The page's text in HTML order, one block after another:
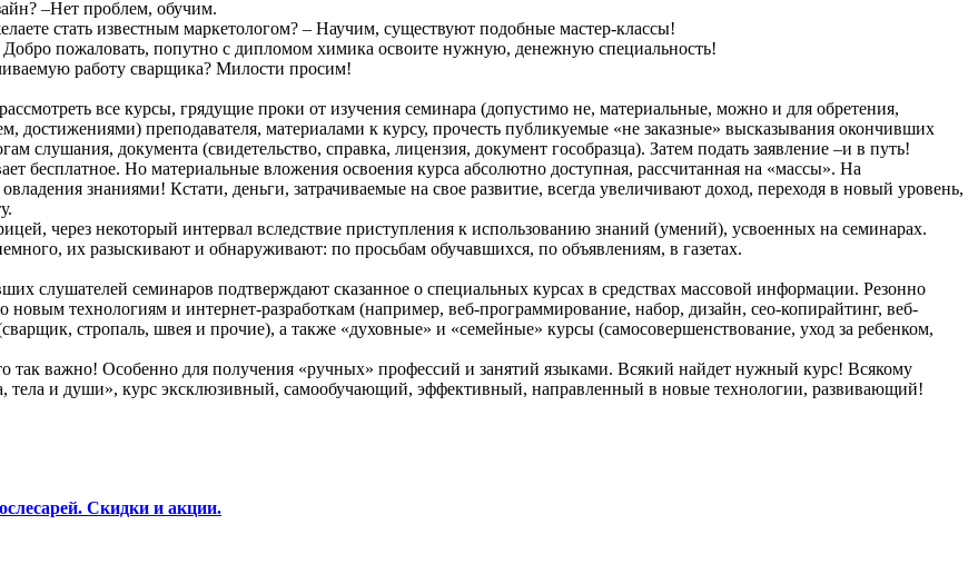
–Нет проблем, обучим.
стать известным маркетологом? – Научим, существуют подобные мастер-классы!
Добро пожаловать, попутно с дипломом химика освоите нужную, денежную специальность!
работу сварщика? Милости просим!
все курсы, грядущие проки от изучения семинара (допустимо не, материальные, можно и для обретения,
достижениями) преподавателя, материалами к курсу, прочесть публикуемые «не заказные» высказывания окончивших
слушания, документа (свидетельство, справка, лицензия, документ гособразца). Затем подать заявление –и в путь!
бесплатное. Но материальные вложения освоения курса абсолютно доступная, рассчитанная на «массы». На
знаниями! Кстати, деньги, затрачиваемые на свое развитие, всегда увеличивают доход, переходя в новый уровень,
через некоторый интервал вследствие приступления к использованию знаний (умений), усвоенных на семинарах.
их разыскивают и обнаруживают: по просьбам обучавшихся, по объявлениям, в газетах.
слушателей семинаров подтверждают сказанное о специальных курсах в средствах массовой информации. Резонно
технологиям и интернет-разработкам (например, веб-программирование, набор, дизайн, сео-копирайтинг, веб-
стропаль, швея и прочие), а также «духовные» и «семейные» курсы (самосовершенствование, уход за ребенком,
так важно! Особенно для получения «ручных» профессий и занятий языками. Всякий найдет нужный курс! Всякому
и души», курс эксклюзивный, самообучающий, эффективный, направленный в новые технологии, развивающий!
Скидки и акции.